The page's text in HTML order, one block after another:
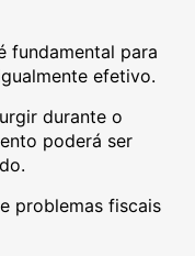
fundamental para
efetivo.
durante o
poderá ser
problemas fiscais